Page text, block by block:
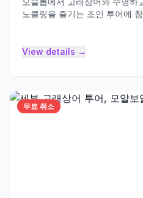
노클링을 즐기는 조인 투어에
View details →
무료 취소